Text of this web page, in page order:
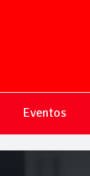
Eventos